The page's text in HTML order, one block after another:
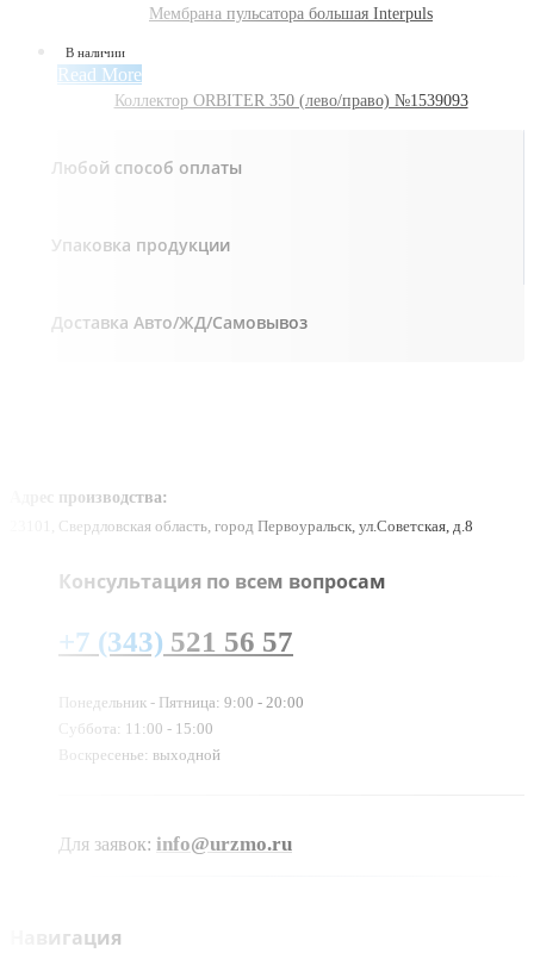
Мембрана пульсатора большая Interpuls
В наличии
Read More
Коллектор ORBITER 350 (лево/право) №1539093
Любой способ оплаты
Упаковка продукции
Доставка Авто/ЖД/Самовывоз
Адрес производства:
23101, Свердловская область, город Первоуральск, ул.Советская, д.8
Консультация по всем вопросам
+7 (343) 521 56 57
Понедельник - Пятница: 9:00 - 20:00
Суббота: 11:00 - 15:00
Воскресенье: выходной
Для заявок: info@urzmo.ru
Навигация